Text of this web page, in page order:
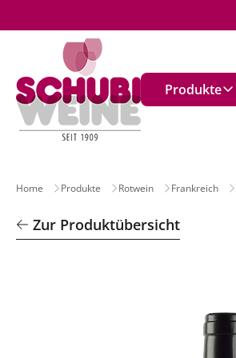
Produkte
Home Produkte Rotwein Frankreich
Zur Produktübersicht